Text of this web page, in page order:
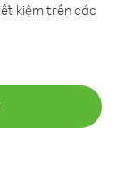
kiệm trên các